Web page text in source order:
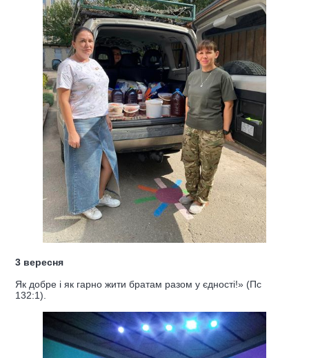
3 вересня
Як добре і як гарно жити братам разом у єдності!» (Пс
132:1).